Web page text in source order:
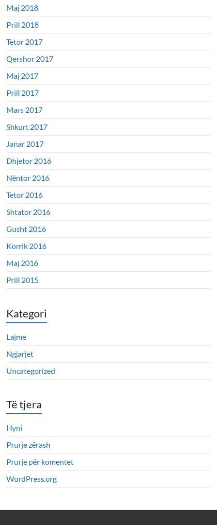
Maj 2018
Prill 2018
Tetor 2017
Qershor 2017
Maj 2017
Prill 2017
Mars 2017
Shkurt 2017
Janar 2017
Dhjetor 2016
Nëntor 2016
Tetor 2016
Shtator 2016
Gusht 2016
Korrik 2016
Maj 2016
Prill 2015
Kategori
Lajme
Ngjarjet
Uncategorized
Të tjera
Hyni
Prurje zërash
Prurje për komentet
WordPress.org